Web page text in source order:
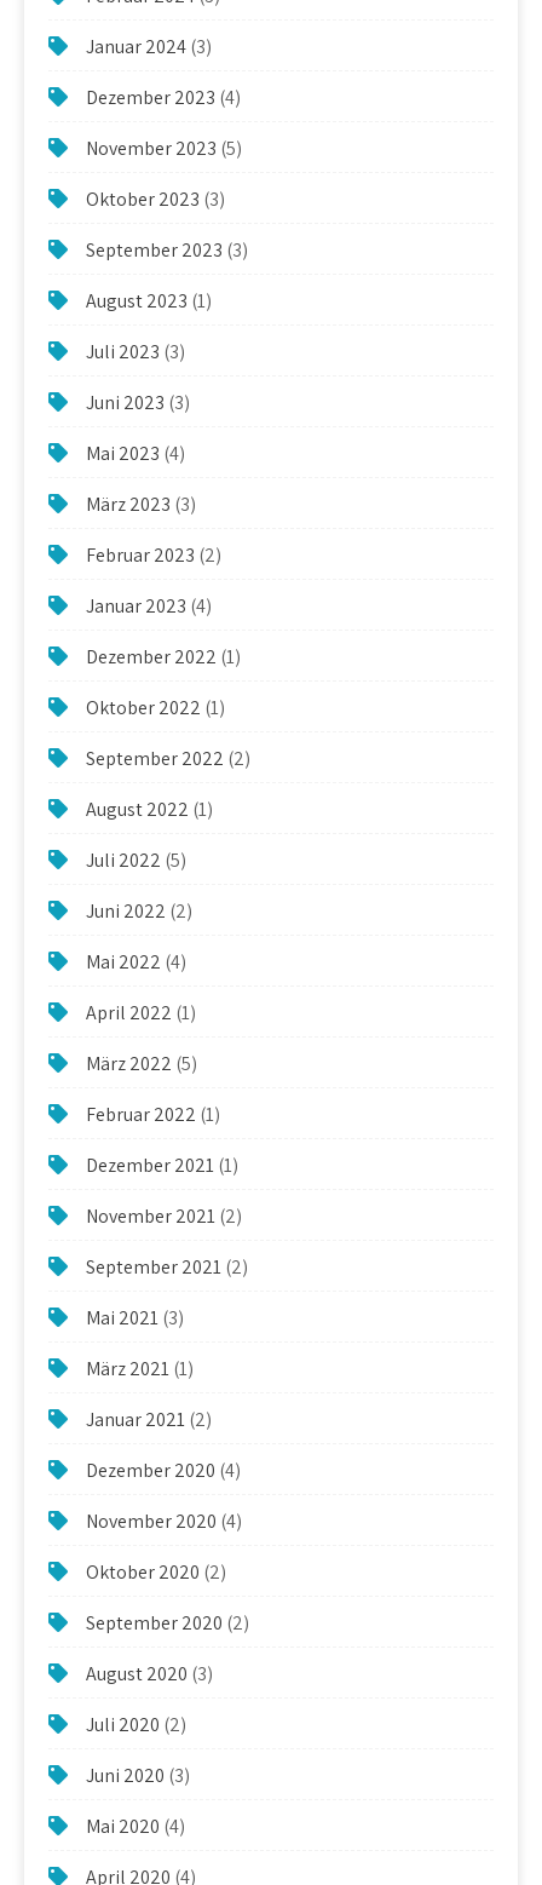
Januar 2024(3)
Dezember 2023 (4)
November 2023 (5)
Oktober 2023 (3)
September 2023 (3)
August 2023 (1)
Juli 2023 (3)
Juni 2023 (3)
Mai 2023 (4)
März 2023 (3)
Februar 2023 (2)
Januar 2023 (4)
Dezember 2022 (1)
Oktober 2022 (1)
September 2022 (2)
August 2022 (1)
Juli 2022 (5)
Juni 2022 (2)
Mai 2022 (4)
April 2022 (1)
März 2022 (5)
Februar 2022 (1)
Dezember 2021(1)
November 2021(2)
September 2021(2)
Mai 2021(3)
März 2021(1)
Januar 2021(2)
Dezember 2020 (4)
November 2020 (4)
Oktober 2020 (2)
September 2020 (2)
August 2020 (3)
Juli 2020 (2)
Juni 2020 (3)
Mai 2020 (4)
April 2020 (4)